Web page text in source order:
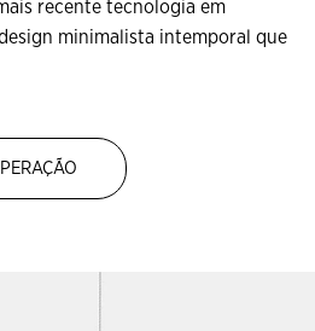
recente tecnologia em
minimalista intemporal que